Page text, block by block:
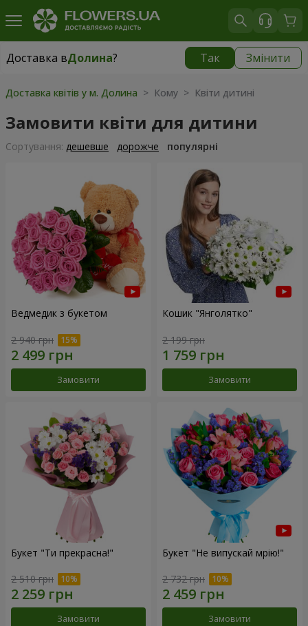
Доставка вДолина? Так Змінити
Доставка вДолина|
Доставка квітів у м. Долина > Кому > Квіти дитині
Замовити квіти для дитини
Сортування: дешевше дорожче популярні
Ведмедик з букетом
2 940 грн
Замовити
Кошик "Янголятко"
2 199 грн
Замовити
Букет "Ти прекрасна!"
2 510 грн
Замовити
Букет "Не випускай мрію!"
2 732 грн
Замовити